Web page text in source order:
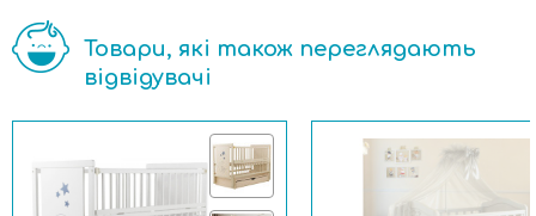
Товари, які також переглядають
відвідувачі